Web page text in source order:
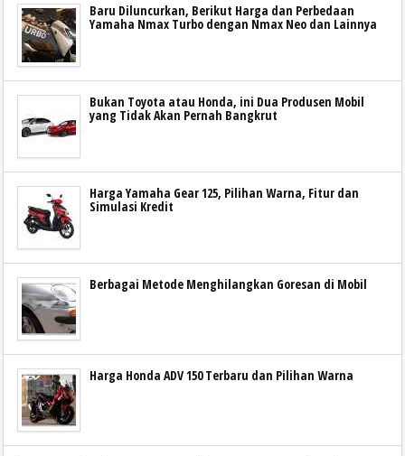
Baru Diluncurkan, Berikut Harga dan Perbedaan
Yamaha Nmax Turbo dengan Nmax Neo dan Lainnya
Bukan Toyota atau Honda, ini Dua Produsen Mobil
yang Tidak Akan Pernah Bangkrut
Harga Yamaha Gear 125, Pilihan Warna, Fitur dan
Simulasi Kredit
Berbagai Metode Menghilangkan Goresan di Mobil
Harga Honda ADV 150 Terbaru dan Pilihan Warna